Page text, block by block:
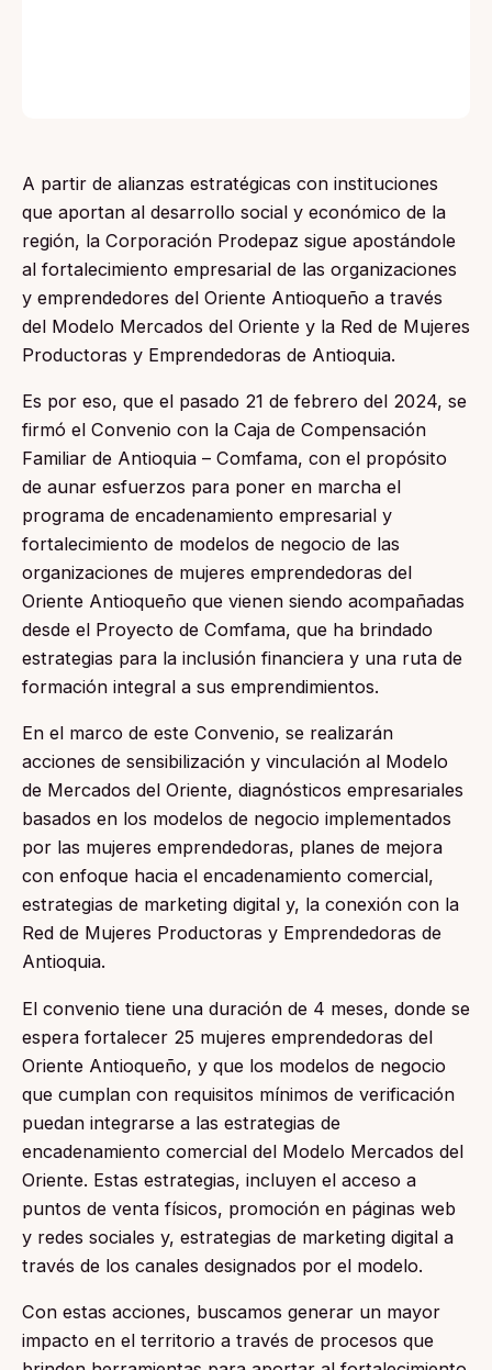
A partir de alianzas estratégicas con instituciones
que aportan al desarrollo social y económico de la
región, la Corporación Prodepaz sigue apostándole
al fortalecimiento empresarial de las organizaciones
y emprendedores del Oriente Antioqueño a través
del Modelo Mercados del Oriente y la Red de Mujeres
Productoras y Emprendedoras de Antioquia.
Es por eso, que el pasado 21 de febrero del 2024, se
firmó el Convenio con la Caja de Compensación
Familiar de Antioquia – Comfama, con el propósito
de aunar esfuerzos para poner en marcha el
programa de encadenamiento empresarial y
fortalecimiento de modelos de negocio de las
organizaciones de mujeres emprendedoras del
Oriente Antioqueño que vienen siendo acompañadas
desde el Proyecto de Comfama, que ha brindado
estrategias para la inclusión financiera y una ruta de
formación integral a sus emprendimientos.
En el marco de este Convenio, se realizarán
acciones de sensibilización y vinculación al Modelo
de Mercados del Oriente, diagnósticos empresariales
basados en los modelos de negocio implementados
por las mujeres emprendedoras, planes de mejora
con enfoque hacia el encadenamiento comercial,
estrategias de marketing digital y, la conexión con la
Red de Mujeres Productoras y Emprendedoras de
Antioquia.
El convenio tiene una duración de 4 meses, donde se
espera fortalecer 25 mujeres emprendedoras del
Oriente Antioqueño, y que los modelos de negocio
que cumplan con requisitos mínimos de verificación
puedan integrarse a las estrategias de
encadenamiento comercial del Modelo Mercados del
Oriente. Estas estrategias, incluyen el acceso a
puntos de venta físicos, promoción en páginas web
y redes sociales y, estrategias de marketing digital a
través de los canales designados por el modelo.
Con estas acciones, buscamos generar un mayor
impacto en el territorio a través de procesos que